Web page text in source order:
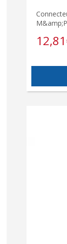
12,81